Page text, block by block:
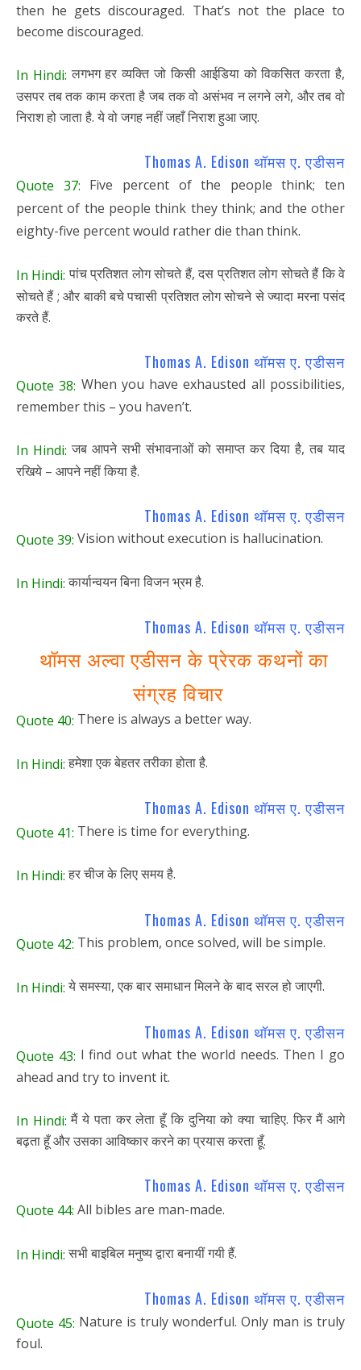
then he gets discouraged. That’s not the place to
become discouraged.
In Hindi: लगभग हर व्यक्ति जो किसी आईडिया को विकसित करता है,
उसपर तब तक काम करता है जब तक वो असंभव न लगने लगे, और तब वो
निराश हो जाता है. ये वो जगह नहीं जहाँ निराश हुआ जाए.
Thomas A. Edison थॉमस ए. एडीसन
Quote 37: Five percent of the people think; ten
percent of the people think they think; and the other
eighty-five percent would rather die than think.
In Hindi: पांच प्रतिशत लोग सोचते हैं, दस प्रतिशत लोग सोचते हैं कि वे
सोचते हैं ; और बाकी बचे पचासी प्रतिशत लोग सोचने से ज्यादा मरना पसंद
करते हैं.
Thomas A. Edison थॉमस ए. एडीसन
Quote 38: When you have exhausted all possibilities,
remember this – you haven’t.
In Hindi: जब आपने सभी संभावनाओं को समाप्त कर दिया है, तब याद
रखिये – आपने नहीं किया है.
Thomas A. Edison थॉमस ए. एडीसन
Quote 39: Vision without execution is hallucination.
In Hindi:कार्यान्वयन बिना विजन भ्रम है.
Thomas A. Edison थॉमस ए. एडीसन
थॉमस अल्वा एडीसन के प्रेरक कथनों का
संग्रह विचार
Quote 40: There is always a better way.
In Hindi:हमेशा एक बेहतर तरीका होता है.
Thomas A. Edison थॉमस ए. एडीसन
Quote 41: There is time for everything.
In Hindi:हर चीज के लिए समय है.
Thomas A. Edison थॉमस ए. एडीसन
Quote 42: This problem, once solved, will be simple.
In Hindi:ये समस्या, एक बार समाधान मिलने के बाद सरल हो जाएगी.
Thomas A. Edison थॉमस ए. एडीसन
Quote 43: I find out what the world needs. Then I go
ahead and try to invent it.
In Hindi: मैं ये पता कर लेता हूँ कि दुनिया को क्या चाहिए. फिर मैं आगे
बढ़ता हूँ और उसका आविष्कार करने का प्रयास करता हूँ.
Thomas A. Edison थॉमस ए. एडीसन
Quote 44: All bibles are man-made.
In Hindi:सभी बाइबिल मनुष्य द्वारा बनायीं गयी हैं.
Thomas A. Edison थॉमस ए. एडीसन
Quote 45: Nature is truly wonderful. Only man is truly
foul.